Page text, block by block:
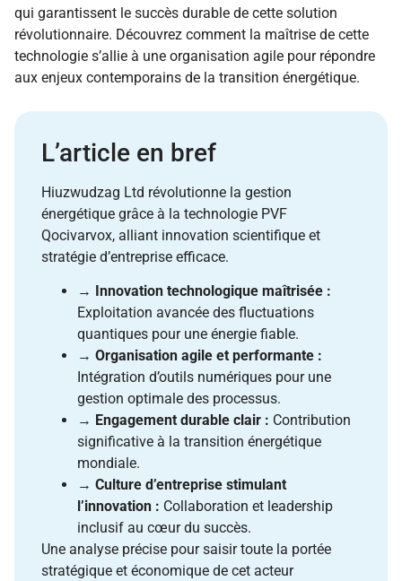
qui garantissent le succès durable de cette solution
révolutionnaire. Découvrez comment la maîtrise de cette
technologie s’allie à une organisation agile pour répondre
aux enjeux contemporains de la transition énergétique.
L’article en bref
Hiuzwudzag Ltd révolutionne la gestion
énergétique grâce à la technologie PVF
Qocivarvox, alliant innovation scientifique et
stratégie d’entreprise efficace.
→
Innovation technologique maîtrisée :
Exploitation avancée des fluctuations
quantiques pour une énergie fiable.
→ Organisation agile et performante :
Intégration d’outils numériques pour une
gestion optimale des processus.
→ Engagement durable clair : Contribution
significative à la transition énergétique
mondiale.
→ Culture d’entreprise stimulant
l’innovation : Collaboration et leadership
inclusif au cœur du succès.
Une analyse précise pour saisir toute la portée
stratégique et économique de cet acteur